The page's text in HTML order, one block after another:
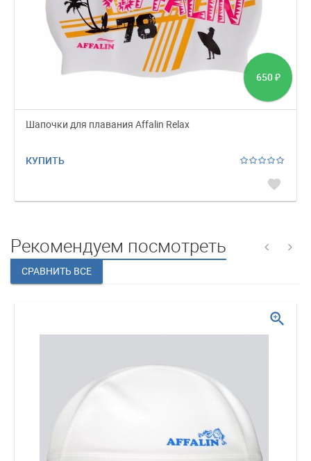
650 ₽
Шапочки для плавания Affalin Relax
КУПИТЬ
favorite
Рекомендуем посмотреть
zoom_in